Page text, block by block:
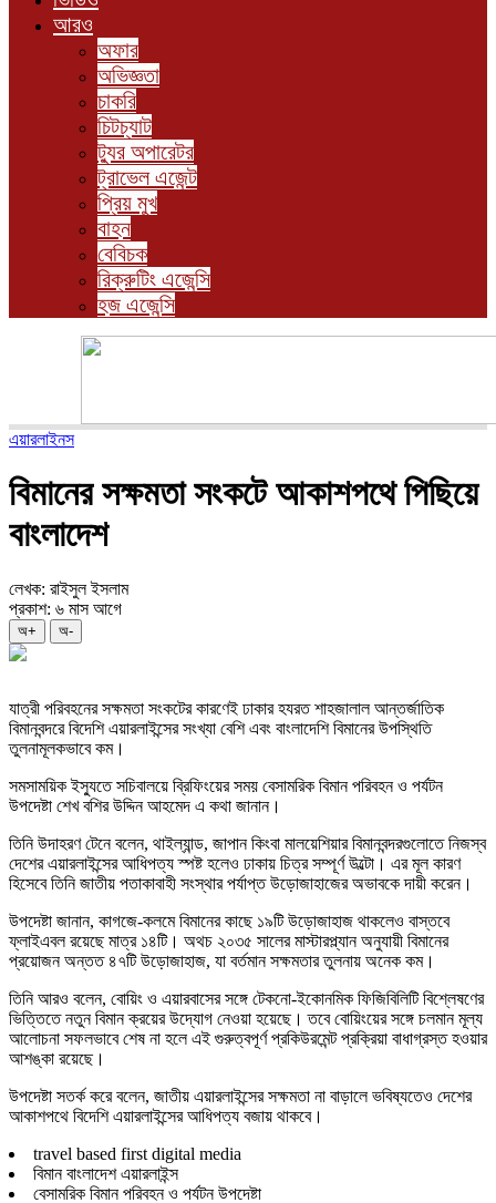
আরও
অফার
অভিজ্ঞতা
চাকরি
চিটচ্যাট
ট্যুর অপারেটর
ট্রাভেল এজেন্ট
প্রিয় মুখ
বাহন
বেবিচক
রিক্রুটিং এজেন্সি
হজ এজেন্সি
এয়ারলাইনস
বিমানের সক্ষমতা সংকটে আকাশপথে পিছিয়ে
বাংলাদেশ
লেখক: রাইসুল ইসলাম
প্রকাশ: ৬ মাস আগে
অ+ অ-
যাত্রী পরিবহনের সক্ষমতা সংকটের কারণেই ঢাকার হযরত শাহজালাল আন্তর্জাতিক
বিমানবন্দরে বিদেশি এয়ারলাইন্সের সংখ্যা বেশি এবং বাংলাদেশি বিমানের উপস্থিতি
তুলনামূলকভাবে কম।
সমসাময়িক ইস্যুতে সচিবালয়ে ব্রিফিংয়ের সময় বেসামরিক বিমান পরিবহন ও পর্যটন
উপদেষ্টা শেখ বশির উদ্দিন আহমেদ এ কথা জানান।
তিনি উদাহরণ টেনে বলেন, থাইল্যান্ড, জাপান কিংবা মালয়েশিয়ার বিমানবন্দরগুলোতে নিজস্ব
দেশের এয়ারলাইন্সের আধিপত্য স্পষ্ট হলেও ঢাকায় চিত্র সম্পূর্ণ উল্টো। এর মূল কারণ
হিসেবে তিনি জাতীয় পতাকাবাহী সংস্থার পর্যাপ্ত উড়োজাহাজের অভাবকে দায়ী করেন।
উপদেষ্টা জানান, কাগজে-কলমে বিমানের কাছে ১৯টি উড়োজাহাজ থাকলেও বাস্তবে
ফ্লাইএবল রয়েছে মাত্র ১৪টি। অথচ ২০৩৫ সালের মাস্টারপ্ল্যান অনুযায়ী বিমানের
প্রয়োজন অন্তত ৪৭টি উড়োজাহাজ, যা বর্তমান সক্ষমতার তুলনায় অনেক কম।
তিনি আরও বলেন, বোয়িং ও এয়ারবাসের সঙ্গে টেকনো-ইকোনমিক ফিজিবিলিটি বিশ্লেষণের
ভিত্তিতে নতুন বিমান ক্রয়ের উদ্যোগ নেওয়া হয়েছে। তবে বোয়িংয়ের সঙ্গে চলমান মূল্য
আলোচনা সফলভাবে শেষ না হলে এই গুরুত্বপূর্ণ প্রকিউরমেন্ট প্রক্রিয়া বাধাগ্রস্ত হওয়ার
আশঙ্কা রয়েছে।
উপদেষ্টা সতর্ক করে বলেন, জাতীয় এয়ারলাইন্সের সক্ষমতা না বাড়ালে ভবিষ্যতেও দেশের
আকাশপথে বিদেশি এয়ারলাইন্সের আধিপত্য বজায় থাকবে।
travel based first digital media
বিমান বাংলাদেশ এয়ারলাইন্স
বেসামরিক বিমান পরিবহন ও পর্যটন উপদেষ্টা